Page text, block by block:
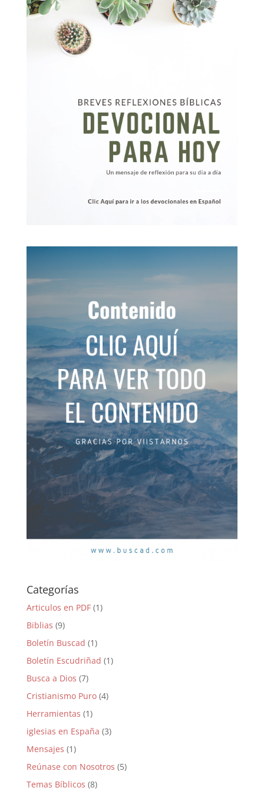
Categorías
Articulos en PDF(1)
Biblias (9)
Boletín Buscad (1)
Boletín Escudriñad (1)
Busca a Dios (7)
Cristianismo Puro(4)
Herramientas (1)
iglesias en España (3)
Mensajes (1)
Reúnase con Nosotros (5)
Temas Bíblicos (8)